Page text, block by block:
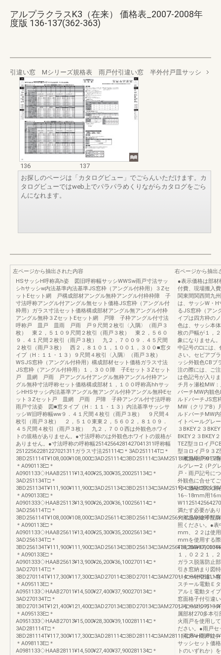
アルプラクラスK3（在来） 価格表_2007-2008年
度版 136-137(362-363)
引違い窓 Mシリーズ規格表 雨戸付引違い窓 半外付戸皿サッシ
136
137
お探しのページは「カタログビュー」でごらんいただけます。カ
タログビューではweb上でパラパラめくりながらカタログをごら
んになれます。
左ページから抽出された内容
HSサッシH呼称高h姿 図旧呼称幅サッシWWSw雨戸寸法サッ
シhサッシw内法基準内法基準JS窓枠（アングル付枠用）３Zセ
ットEセット網 戸構成部材アングル無枠アングル付枠枠障 子
寸法呼称アングル付アングル無セット価格JS窓枠（アングル付
枠用）ガラス寸法セット価格構成部材アングル無アングル付枠
アングル無枠３ZセットEセット網 戸障 子枠アングル付寸法
呼称戸 皿戸 皿雨 戸雨 戸９尺間２枚引〈入隅〉（雨戸３
枚） 東２，５１０９尺間２枚引（雨戸３枚） 東２，５６０
９．４１尺間２枚引（雨戸３枚） 九２，７００９．４５尺間
２枚引（雨戸３枚） 西２，８１０１，１００１，３００■窓タ
イプ（H：１１・１３）９尺間４枚引〈入隅〉（雨戸３枚）
WSJS窓枠（アングル付枠用）構成部材セット価格ガラス寸法
JS窓枠（アングル付枠用）１，３００障 子Eセット３Zセット
戸 皿網 戸雨 戸アングル付アングル無枠アングル付枠アン
グル無枠寸法呼称セット価格構成部材１，１００呼称高hhサッ
シHHSサッシ内法基準アングル無アングル付枠アングル無枠Eセ
ット３Zセット戸 皿網 戸雨 戸障 子枠アングル付寸法呼称
雨戸寸法姿 図■窓タイプ（H：１１・１３）内法基準サッシサ
ッシW旧呼称幅ww９．４１尺間４枚引（雨戸３枚） ９尺間４
枚引（雨戸３枚） ２，５１０東東２，５６０２，８１０９．
４５尺間４枚引（雨戸３枚） 九２，７００西は外観色ホワイ
トの規格がありません。●寸法呼称のは外観色ホワイトの規格が
ありません。●寸法呼称の呼称幅25142564281427041311呼称幅
25122562281227021311ガラス寸法251114□＊3AD251114T□＊
＊A090113E□＊
A0901133◇HAAB25111¥13,400¥25,300¥35,200251134□＊
3AD251134T□＊
＊A090133E□＊
A0901333◇HAAB25113¥13,900¥26,200¥36,100256114□＊
3AD256114T□＊
＊A090113E□＊
A0901133◇HAAB25611¥13,400¥25,300¥35,200256134□＊
3AD256134T□＊
＊A090133E□＊
A0901333◇HAAB25613¥13,900¥26,200¥36,100270114□＊
3AD270114T□＊
＊A095113E□＊
A0951133◇HAAB27011¥14,500¥27,400¥37,900270134□＊
3AD270134T□＊
＊A095133E□＊
A0951333◇HAAB27013¥15,000¥28,300¥39,100281114□＊
3AD281114T□＊
＊A098113E□＊
A0981133◇HAAB28111¥14,500¥27,400¥37,900281134□＊
右ページから抽出
●表示価格は部材
付費、現場搬入
関東間関西間九
は、サッシW・
るJS窓枠（アン
イプは四方枠の
色は、サッシ本
枚の戸幅が１，
象になりません
中記号の□には、
さい。セピアブ
ッシ外観色CBブ
注の際には、ご
は色記号が入り
チ月ヶ瀬桧MW
バーチMW内観
ルドバーチJS窓
MW（クリアB）
ルドバーチMW
イトペールグレ
３BKEY２３
BKEY２３BKEY
TEZ型ヨロイ戸
型ヨロイ戸９３Z
３断熱雨戸９EZ
ルグレー2（Pグ
戸・雨戸記号に
外観色に合せて
号・価格□防火
16∼18mm用16
満たす必要があ
火部品別途手配
照ください。●
mm、２２は使
mmを使用する
１，０２２１，
ガラス脱落防止
引き窓納まり図
ッター付引違い
スチール電動Ｅ
アルミ電動タイ
窓面格子付引違
シリーズシリー
属部材270多本
火雨戸を使用し
ださい。●雨戸セ
（雨戸＋雨戸錠
サッシセット価
トのいずれか）